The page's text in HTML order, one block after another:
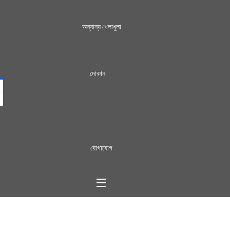
অন্যান্য খেলাধুলা
দোকান
যোগাযোগ